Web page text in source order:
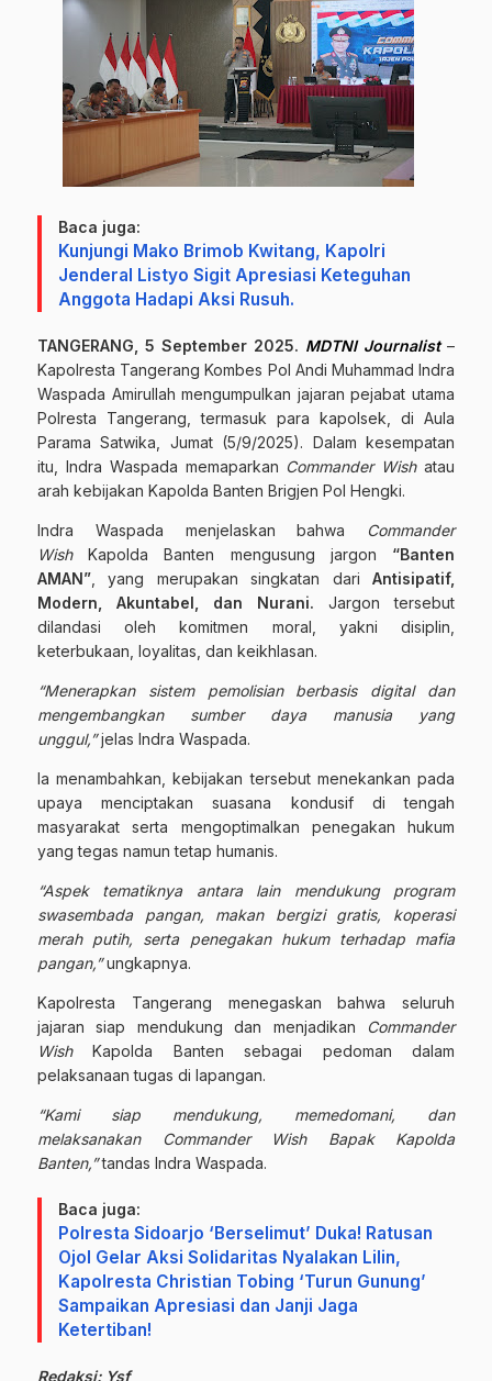
Baca juga:
Kunjungi Mako Brimob Kwitang, Kapolri
Jenderal Listyo Sigit Apresiasi Keteguhan
Anggota Hadapi Aksi Rusuh.
TANGERANG, 5 September 2025. MDTNI Journalist–
Kapolresta Tangerang Kombes Pol Andi Muhammad Indra
Waspada Amirullah mengumpulkan jajaran pejabat utama
Polresta Tangerang, termasuk para kapolsek, di Aula
Parama Satwika, Jumat (5/9/2025). Dalam kesempatan
itu, Indra Waspada memaparkan Commander Wishatau
arah kebijakan Kapolda Banten Brigjen Pol Hengki.
Indra Waspada menjelaskan bahwa
Commander
WishKapolda Banten mengusung jargon “Banten
AMAN” , yang merupakan singkatan dari Antisipatif,
Modern, Akuntabel, dan Nurani. Jargon tersebut
dilandasi oleh komitmen moral, yakni disiplin,
keterbukaan, loyalitas, dan keikhlasan.
“Menerapkan sistem pemolisian berbasis digital dan
mengembangkan sumber daya manusia yang
unggul,”jelas Indra Waspada.
Ia menambahkan, kebijakan tersebut menekankan pada
upaya menciptakan suasana kondusif di tengah
masyarakat serta mengoptimalkan penegakan hukum
yang tegas namun tetap humanis.
“Aspek tematiknya antara lain mendukung program
swasembada pangan, makan bergizi gratis, koperasi
merah putih, serta penegakan hukum terhadap mafia
pangan,”ungkapnya.
Kapolresta Tangerang menegaskan bahwa seluruh
jajaran siap mendukung dan menjadikan
Commander
WishKapolda Banten sebagai pedoman dalam
pelaksanaan tugas di lapangan.
“Kami siap mendukung, memedomani, dan
melaksanakan
Commander WishBapak Kapolda
Banten,”tandas Indra Waspada.
Baca juga:
Polresta Sidoarjo ‘Berselimut’ Duka! Ratusan
Ojol Gelar Aksi Solidaritas Nyalakan Lilin,
Kapolresta Christian Tobing ‘Turun Gunung’
Sampaikan Apresiasi dan Janji Jaga
Ketertiban!
Redaksi: Ysf